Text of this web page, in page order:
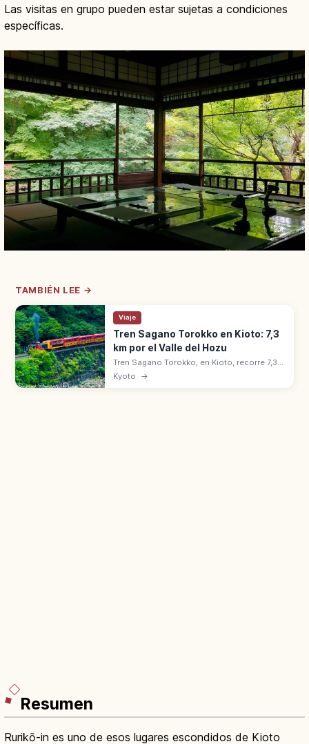
Las visitas en grupo pueden estar sujetas a condiciones
específicas.
TAMBIÉN LEE →
Viaje
Tren Sagano Torokko en Kioto: 7,3
km por el Valle del Hozu
Tren Sagano Torokko, en Kioto, recorre 7,3
km desde Saga hasta Kameoka por el valle
del río Hozu. Opera desde 1991 con 5
Kyoto →
Resumen
Rurikō-in es uno de esos lugares escondidos de Kioto